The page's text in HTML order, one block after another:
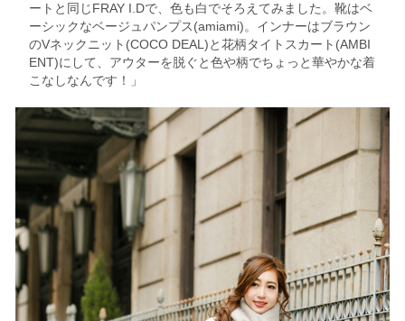
ートと同じFRAY I.Dで、色も白でそろえてみました。靴はベ
ーシックなベージュパンプス(amiami)。インナーはブラウン
のVネックニット(COCO DEAL)と花柄タイトスカート(AMBI
ENT)にして、アウターを脱ぐと色や柄でちょっと華やかな着
こなしなんです！」